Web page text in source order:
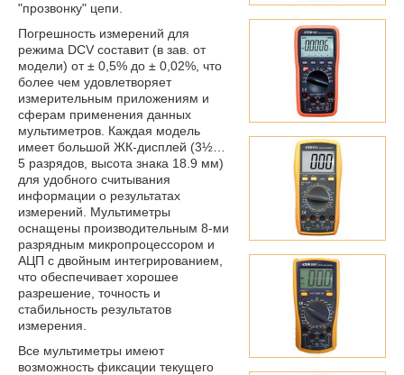
"прозвонку" цепи.
Погрешность измерений для
режима DCV составит (в зав. от
модели) от ± 0,5% до ± 0,02%, что
более чем удовлетворяет
измерительным приложениям и
сферам применения данных
мультиметров. Каждая модель
имеет большой ЖК-дисплей (3½…
5 разрядов, высота знака 18.9 мм)
для удобного считывания
информации о результатах
измерений. Мультиметры
оснащены производительным 8-ми
разрядным микропроцессором и
АЦП с двойным интегрированием,
что обеспечивает хорошее
разрешение, точность и
стабильность результатов
измерения.
Все мультиметры имеют
возможность фиксации текущего